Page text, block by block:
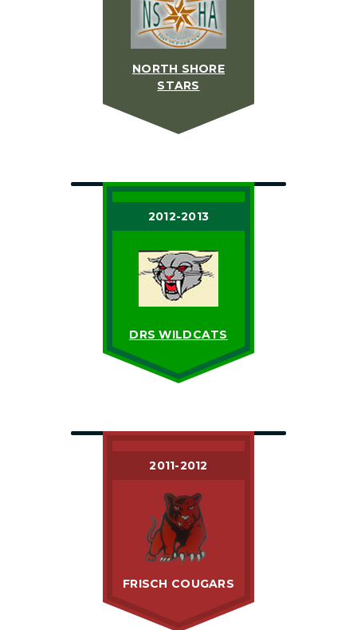
NORTH SHORE
STARS
2012-2013
DRS WILDCATS
2011-2012
FRISCH COUGARS